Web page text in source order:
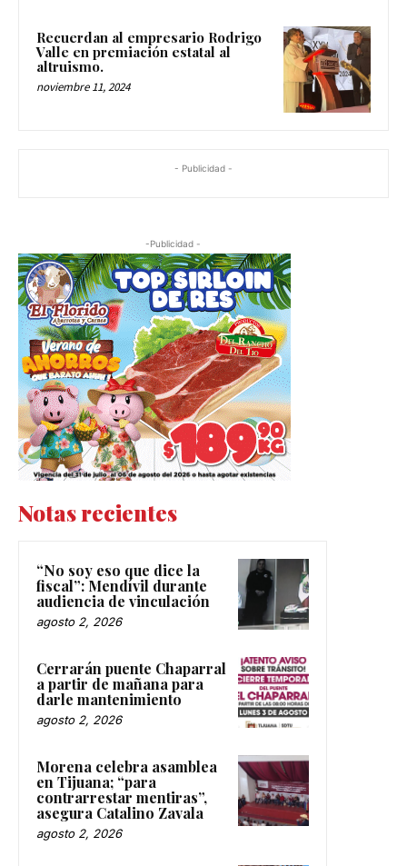
Recuerdan al empresario Rodrigo
Valle en premiación estatal al
altruismo.
noviembre 11, 2024
- Publicidad -
-Publicidad -
Notas recientes
“No soy eso que dice la
fiscal”: Mendívil durante
audiencia de vinculación
agosto 2, 2026
Cerrarán puente Chaparral
a partir de mañana para
darle mantenimiento
agosto 2, 2026
Morena celebra asamblea
en Tijuana; “para
contrarrestar mentiras”,
asegura Catalino Zavala
agosto 2, 2026